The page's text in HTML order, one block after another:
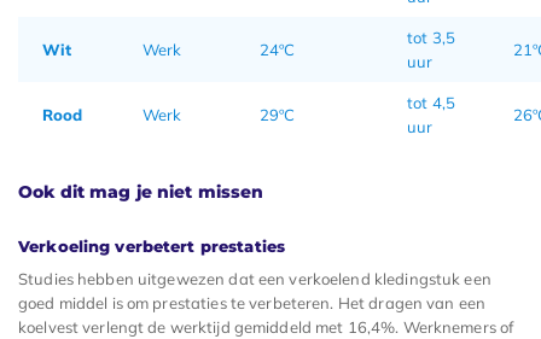
Wit Werk 24ºC
tot 3,5
uur
Rood Werk 29ºC
tot 4,5
uur
Ook dit mag je niet missen
Verkoeling verbetert prestaties
Studies hebben uitgewezen dat een verkoelend kledingstuk een
goed middel is om prestaties te verbeteren. Het dragen van een
koelvest verlengt de werktijd gemiddeld met 16,4%. Werknemers of